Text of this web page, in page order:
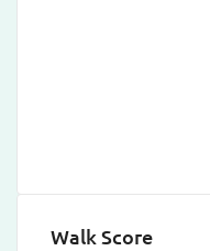
Walk Score